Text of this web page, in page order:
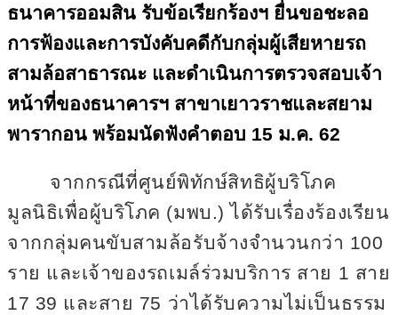
ธนาคารออมสิน รับข้อเรียกร้องฯ ยื่นขอชะลอ
การฟ้องและการบังคับคดีกับกลุ่มผู้เสียหายรถ
สามล้อสาธารณะ และดำเนินการตรวจสอบเจ้า
หน้าที่ของธนาคารฯ สาขาเยาวราชและสยาม
พารากอน พร้อมนัดฟังคำตอบ 15 ม.ค. 62
จากกรณีที่ศูนย์พิทักษ์สิทธิผู้บริโภค
มูลนิธิเพื่อผู้บริโภค (มพบ.) ได้รับเรื่องร้องเรียน
จากกลุ่มคนขับสามล้อรับจ้างจำนวนกว่า 100
ราย และเจ้าของรถเมล์ร่วมบริการ สาย 1 สาย
17 39 และสาย 75 ว่าได้รับความไม่เป็นธรรม